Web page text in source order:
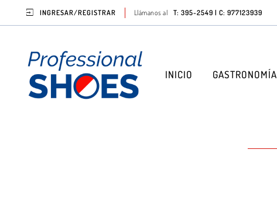
INGRESAR/REGISTRAR Llámanos al T: 395-2549 | C: 977123939
INICIO GASTRONOMÍA